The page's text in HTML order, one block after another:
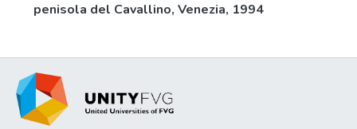
penisola del Cavallino, Venezia, 1994